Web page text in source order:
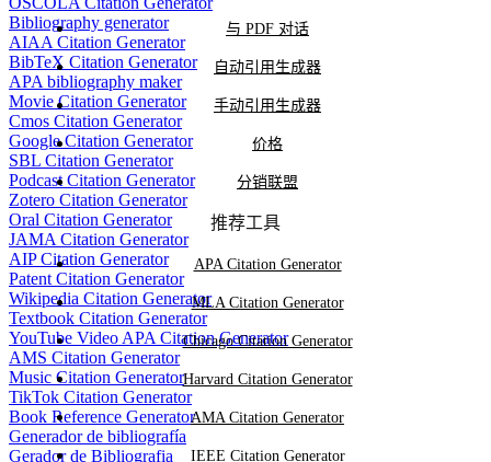
Bibliography generator
AIAA Citation Generator
BibTeX Citation Generator
APA bibliography maker
Movie Citation Generator
Cmos Citation Generator
Google Citation Generator
SBL Citation Generator
Podcast Citation Generator
Zotero Citation Generator
Oral Citation Generator
JAMA Citation Generator
AIP Citation Generator
Patent Citation Generator
Wikipedia Citation Generator
Textbook Citation Generator
YouTube Video APA Citation Generator
AMS Citation Generator
Music Citation Generator
TikTok Citation Generator
Book Reference Generator
Generador de bibliografía
Gerador de Bibliografia
与 PDF 对话
自动引用生成器
手动引用生成器
价格
分销联盟
推荐工具
APA Citation Generator
MLA Citation Generator
Chicago Citation Generator
Harvard Citation Generator
AMA Citation Generator
IEEE Citation Generator